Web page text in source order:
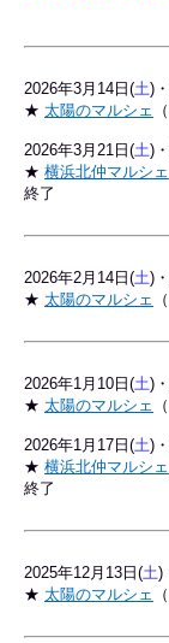
2026年3月14日(土)
★ 太陽のマルシェ
2026年3月21日(土)
★ 横浜北仲マルシェ
終了
2026年2月14日(土)
★ 太陽のマルシェ
2026年1月10日(土)
★ 太陽のマルシェ
2026年1月17日(土)
★ 横浜北仲マルシェ
終了
2025年12月13日(土)
★ 太陽のマルシェ